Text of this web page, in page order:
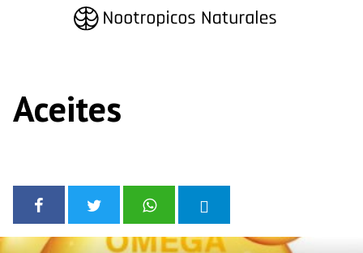
Aceites